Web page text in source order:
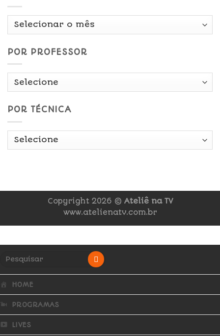
Por
POR PROFESSOR
POR TÉCNICA
Copyright 2026 © Ateliê na TV
www.atelienatv.com.br
HOME
PROGRAMAS
LIVES